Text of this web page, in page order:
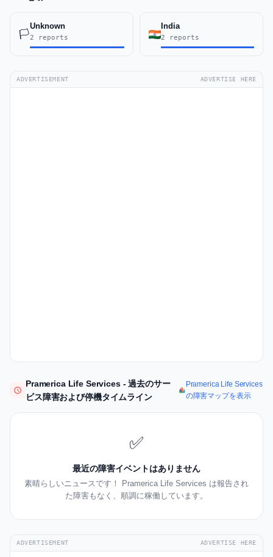
🏳️
Unknown
2 reports
India
2 reports
ADVERTISEMENT ADVERTISE HERE
Pramerica Life Services - 過去のサー
ビス障害および停機タイムライン
Pramerica Life Services
の障害マップを表示
✅
最近の障害イベントはありません
素晴らしいニュースです！ Pramerica Life Services は報告され
た障害もなく、順調に稼働しています。
ADVERTISEMENT ADVERTISE HERE